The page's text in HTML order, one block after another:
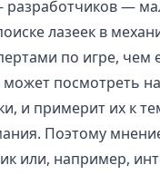
разработчиков —
лазеек в
по игре, чем
посмотреть
и примерит их к
Поэтому
или, например,